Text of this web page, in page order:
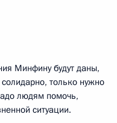
Минфину будут даны,
только нужно
людям помочь,
ситуации.